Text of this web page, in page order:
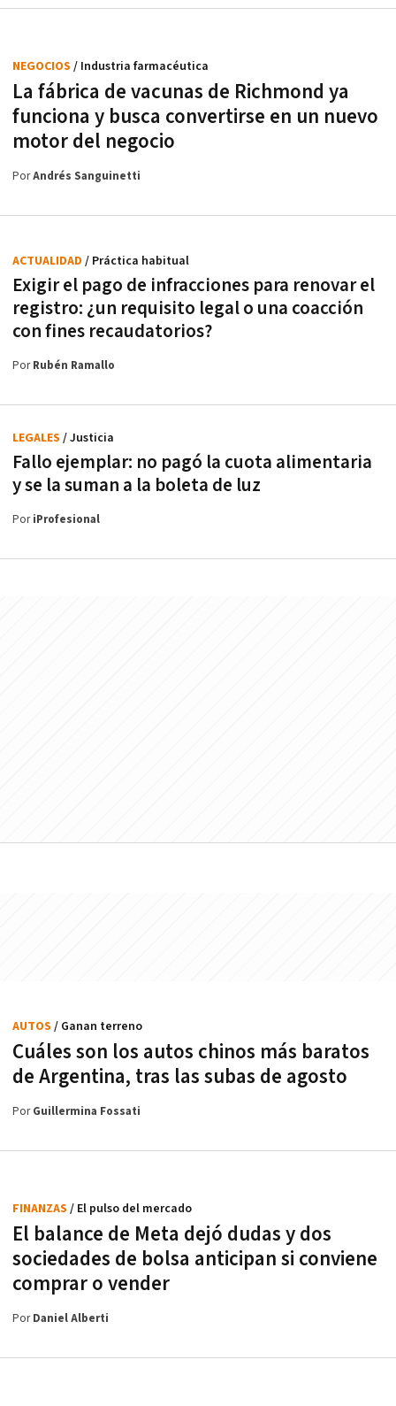
La fábrica de vacunas de Richmond ya
funciona y busca convertirse en un nuevo
motor del negocio
NEGOCIOS / Industria farmacéutica
PorAndrés Sanguinetti
Exigir el pago de infracciones para renovar el
registro: ¿un requisito legal o una coacción
con fines recaudatorios?
ACTUALIDAD / Práctica habitual
PorRubén Ramallo
Fallo ejemplar: no pagó la cuota alimentaria
y se la suman a la boleta de luz
LEGALES / Justicia
PoriProfesional
Cuáles son los autos chinos más baratos
de Argentina, tras las subas de agosto
AUTOS / Ganan terreno
PorGuillermina Fossati
El balance de Meta dejó dudas y dos
sociedades de bolsa anticipan si conviene
comprar o vender
FINANZAS / El pulso del mercado
PorDaniel Alberti